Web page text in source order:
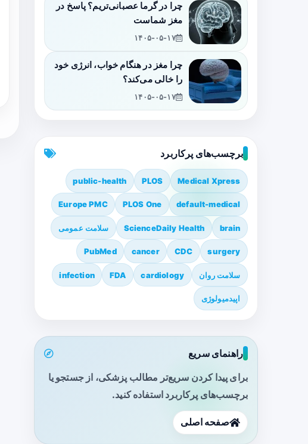
چرا در گرما عصبانی‌تریم؟ پاسخ در
مغز شماست
۱۴۰۵-۰۵-۱۷
چرا مغز در هنگام خواب، انرژی خود
را خالی می‌کند؟
۱۴۰۵-۰۵-۱۷
برچسب‌های پرکاربرد
Medical Xpress
PLOS
public-health
default-medical
PLOS One
Europe PMC
brain
ScienceDaily Health سلامت عمومی
surgery
CDC
cancer
PubMed
سلامت روان cardiology
FDA
infection
اپیدمیولوژی
راهنمای سریع
برای پیدا کردن سریع‌تر مطالب پزشکی، از جستجو یا
برچسب‌های پرکاربرد استفاده کنید.
صفحه اصلی